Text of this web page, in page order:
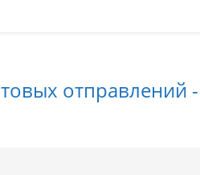
отправлений